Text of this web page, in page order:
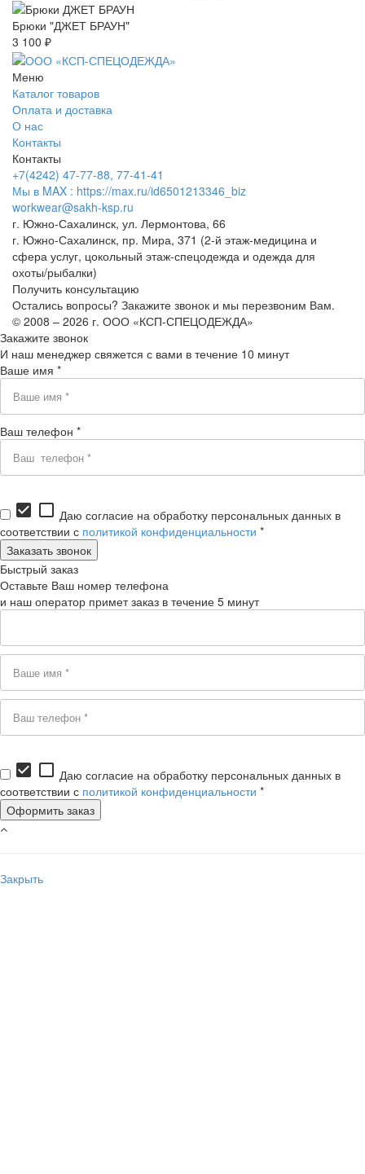
Брюки "ДЖЕТ БРАУН"
3 100 ₽
Меню
Каталог товаров
Оплата и доставка
О нас
Контакты
Контакты
+7(4242) 47-77-88, 77-41-41
Мы в MAX : https://max.ru/id6501213346_biz
workwear@sakh-ksp.ru
г. Южно-Сахалинск, ул. Лермонтова, 66
г. Южно-Сахалинск, пр. Мира, 371 (2-й этаж-медицина и
сфера услуг, цокольный этаж-спецодежда и одежда для
охоты/рыбалки)
Получить консультацию
Остались вопросы? Закажите звонок и мы перезвоним Вам.
© 2008 – 2026 г. ООО «КСП-СПЕЦОДЕЖДА»
Закажите звонок
И наш менеджер свяжется с вами в течение 10 минут
Ваше имя *
Ваш телефон *
check_box check_box_outline_blank Даю согласие на обработку персональных данных в
соответствии с политикой конфиденциальности *
Быстрый заказ
Оставьте Ваш номер телефона
и наш оператор примет заказ в течение 5 минут
check_box check_box_outline_blank Даю согласие на обработку персональных данных в
соответствии с политикой конфиденциальности *
Закрыть